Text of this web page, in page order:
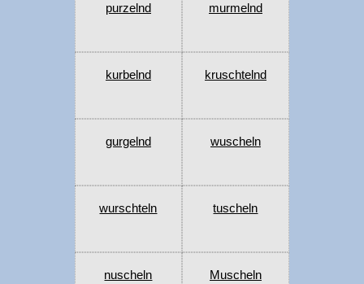
purzelnd murmelnd
kurbelnd kruschtelnd
gurgelnd wuscheln
wurschteln tuscheln
nuscheln Muscheln